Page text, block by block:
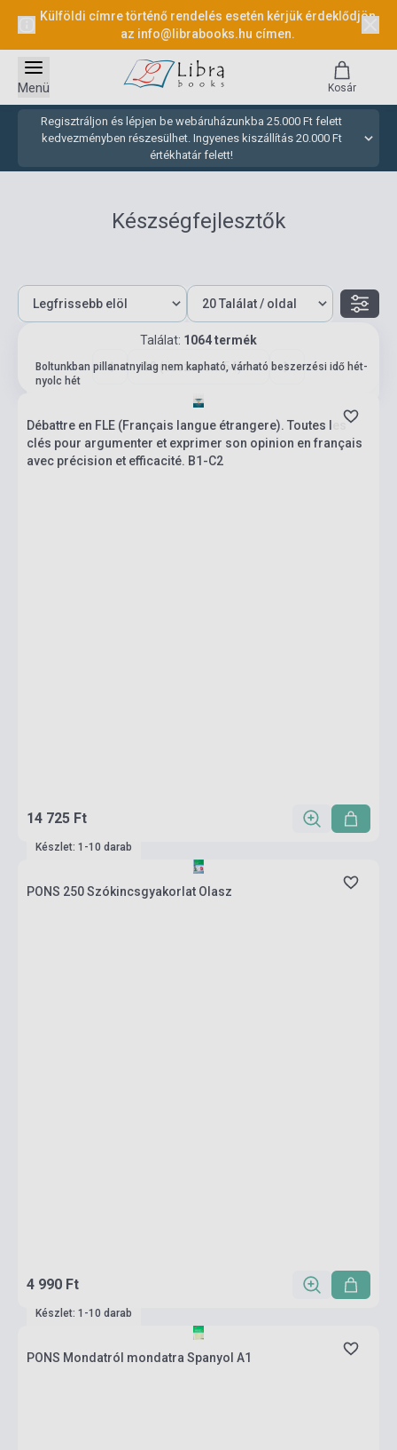
Külföldi címre történő rendelés esetén kérjük érdeklődjön
az info@librabooks.hu címen.
Regisztráljon és lépjen be webáruházunkba 25.000 Ft felett
kedvezményben részesülhet. Ingyenes kiszállítás 20.000 Ft
értékhatár felett!
Menü Kosár
Készségfejlesztők
Találat: 1064 termék
10 (összesen: 54)
Boltunkban pillanatnyilag nem kapható, várható beszerzési idő hét-
nyolc hét
Débattre en FLE (Français langue étrangere). Toutes les
clés pour argumenter et exprimer son opinion en français
avec précision et efficacité. B1-C2
14 725 Ft
Készlet: 1-10 darab
PONS 250 Szókincsgyakorlat Olasz
4 990 Ft
Készlet: 1-10 darab
PONS Mondatról mondatra Spanyol A1